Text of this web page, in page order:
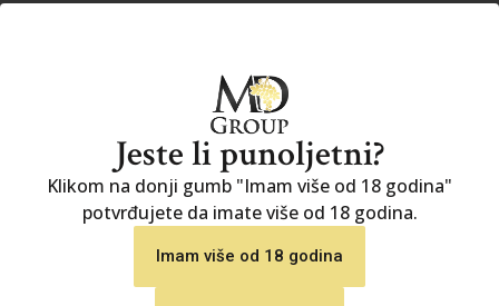
Johnnie Walker Double Black Label
42.20€
DODAJ U KOŠARICU
Jeste li punoljetni?
Klikom na donji gumb "Imam više od 18 godina"
potvrđujete da imate više od 18 godina.
Imam više od 18 godina